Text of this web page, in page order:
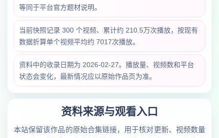
等同于平台官方题材说明。
当前快照记录 300 个视频、累计约 210.5万次播放，按现有
数据折算单个视频平均约 7017次播放。
资料中的收录日期为 2026-02-27。播放量、视频数和平台
状态会变化，最新情况应以原始作品页为准。
资料来源与观看入口
本站保留该作品的原始合集链接，用于核对更新、视频数量